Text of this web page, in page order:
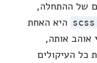
של ההתחלה,
scss היא האחת
אוהב אותה,
כל העיקולים